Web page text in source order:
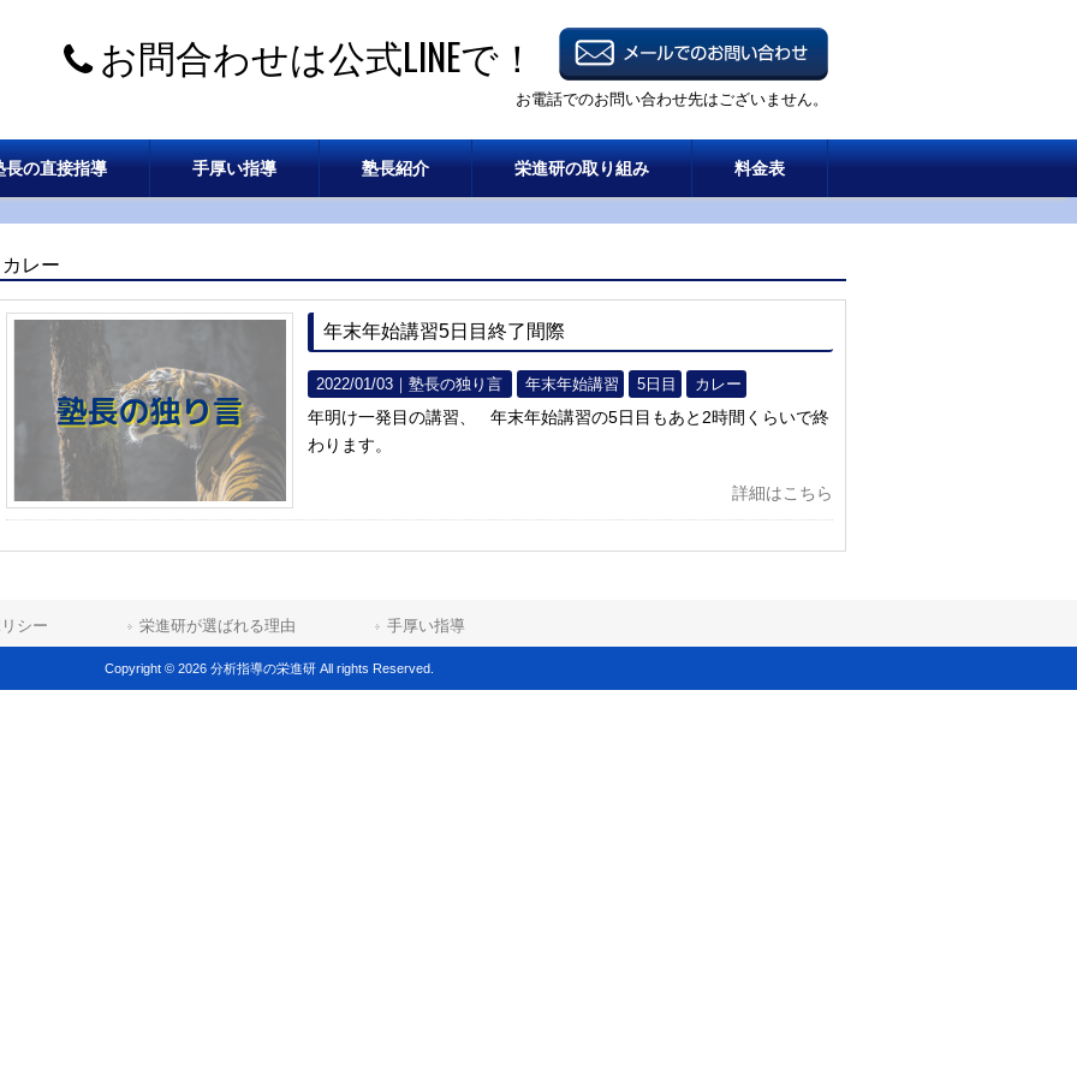
お問合わせは公式LINEで！
お電話でのお問い合わせ先はございません。
長の直接指導 手厚い指導 塾長紹介 栄進研の取り組み 料金表
カレー
年末年始講習5日目終了間際
2022/01/03｜塾長の独り言 年末年始講習 5日目 カレー
年明け一発目の講習、 年末年始講習の5日目もあと2時間くらいで終
わります。
詳細はこちら
シー 栄進研が選ばれる理由 手厚い指導
Copyright © 2026 分析指導の栄進研 All rights Reserved.